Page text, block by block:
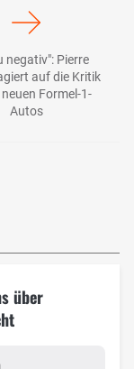
negativ": Pierre
auf die Kritik
Formel-1-
Autos
über